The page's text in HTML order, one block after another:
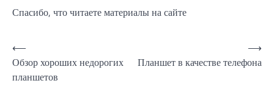
Спасибо, что читаете материалы на сайте
Навигация
по
записям
⟵
Обзор хороших недорогих
планшетов
Планшет в качестве телефона
⟶